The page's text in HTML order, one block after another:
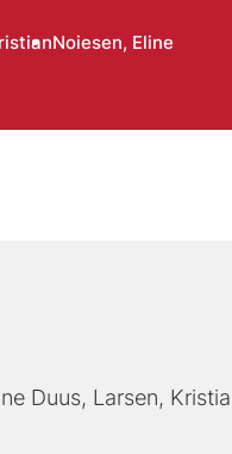
Noiesen, Eline
Duus Larsen,